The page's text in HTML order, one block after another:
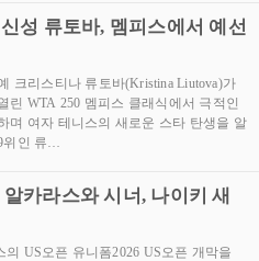
성 류토바, 멤피스에서 예선
크리스티나 류토바(Kristina Liutova)가
린 WTA 250 멤피스 클래식에서 극적인
며 여자 테니스의 새로운 스타 탄생을 알
위인 류…
카라스와 시너, 나이키 새
의 US오픈 유니폼2026 US오픈 개막을